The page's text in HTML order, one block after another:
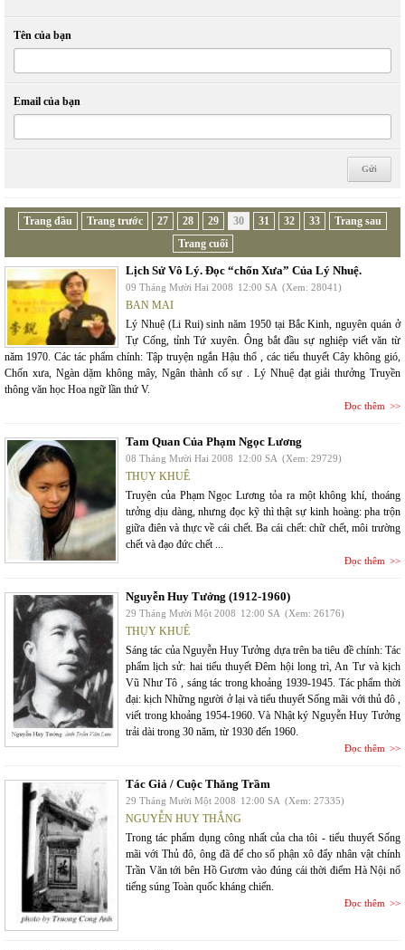
Tên của bạn
Email của bạn
Trang đầu Trang trước 27 28 29 30 31 32 33
Trang sau
Trang cuối
Lịch Sử Vô Lý. Đọc “chốn Xưa” Của Lý Nhuệ.
09 Tháng Mười Hai 2008 12:00 SA (Xem: 28041)
BAN MAI
Lý Nhuệ (Li Rui) sinh năm 1950 tại Bắc Kinh, nguyên quán ở
Tự Cống, tỉnh Tứ xuyên. Ông bắt đầu sự nghiệp viết văn từ
năm 1970. Các tác phẩm chính: Tập truyện ngắn Hậu thổ , các tiểu thuyết Cây không gió,
Chốn xưa, Ngàn dặm không mây, Ngân thành cố sự . Lý Nhuệ đạt giải thưởng Truyền
thông văn học Hoa ngữ lần thứ V.
Đọc thêm
Tam Quan Của Phạm Ngọc Lương
08 Tháng Mười Hai 2008 12:00 SA (Xem: 29729)
THỤY KHUÊ
Truyện của Phạm Ngọc Lương tỏa ra một không khí, thoáng
tưởng dịu dàng, nhưng đọc kỹ thì thật sự kinh hoàng: pha trộn
giữa điên và thực về cái chết. Ba cái chết: chữ chết, môi trường
chết và đạo đức chết ...
Đọc thêm
Nguyễn Huy Tưởng (1912-1960)
29 Tháng Mười Một 2008 12:00 SA (Xem: 26176)
THỤY KHUÊ
Sáng tác của Nguyễn Huy Tưởng dựa trên ba tiêu đề chính: Tác
phẩm lịch sử: hai tiểu thuyết Đêm hội long trì, An Tư và kịch
Vũ Như Tô , sáng tác trong khoảng 1939-1945. Tác phẩm thời
đại: kịch Những người ở lại và tiểu thuyết Sống mãi với thủ đô ,
viết trong khoảng 1954-1960. Và Nhật ký Nguyễn Huy Tưởng
trải dài trong 30 năm, từ 1930 đến 1960.
Đọc thêm
Tác Giả / Cuộc Thăng Trầm
29 Tháng Mười Một 2008 12:00 SA (Xem: 27335)
NGUYỄN HUY THẮNG
Trong tác phẩm dụng công nhất của cha tôi - tiểu thuyết Sống
mãi với Thủ đô, ông đã để cho số phận xô đẩy nhân vật chính
Trần Văn tới bên Hồ Gươm vào đúng cái thời điểm Hà Nội nổ
tiếng súng Toàn quốc kháng chiến.
Đọc thêm